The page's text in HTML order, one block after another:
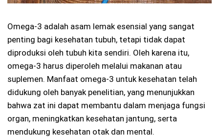
Omega-3 adalah asam lemak esensial yang sangat
penting bagi kesehatan tubuh, tetapi tidak dapat
diproduksi oleh tubuh kita sendiri. Oleh karena itu,
omega-3 harus diperoleh melalui makanan atau
suplemen. Manfaat omega-3 untuk kesehatan telah
didukung oleh banyak penelitian, yang menunjukkan
bahwa zat ini dapat membantu dalam menjaga fungsi
organ, meningkatkan kesehatan jantung, serta
mendukung kesehatan otak dan mental.